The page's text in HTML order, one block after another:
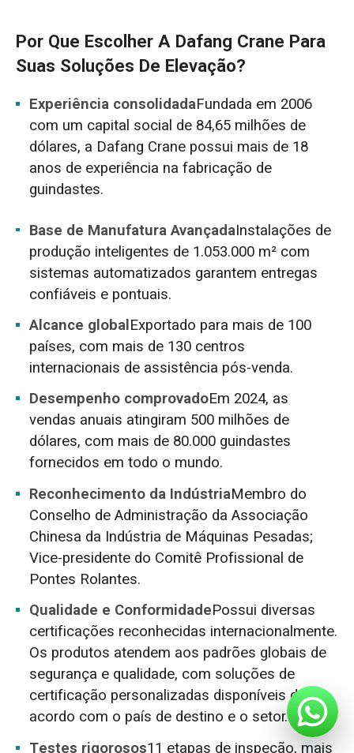
Por Que Escolher A Dafang Crane Para
Suas Soluções De Elevação?
Experiência consolidadaFundada em 2006
com um capital social de 84,65 milhões de
dólares, a Dafang Crane possui mais de 18
anos de experiência na fabricação de
guindastes.
Base de Manufatura AvançadaInstalações de
produção inteligentes de 1.053.000 m² com
sistemas automatizados garantem entregas
confiáveis e pontuais.
Alcance globalExportado para mais de 100
países, com mais de 130 centros
internacionais de assistência pós-venda.
Desempenho comprovadoEm 2024, as
vendas anuais atingiram 500 milhões de
dólares, com mais de 80.000 guindastes
fornecidos em todo o mundo.
Reconhecimento da IndústriaMembro do
Conselho de Administração da Associação
Chinesa da Indústria de Máquinas Pesadas;
Vice-presidente do Comitê Profissional de
Pontes Rolantes.
Qualidade e ConformidadePossui diversas
certificações reconhecidas internacionalmente.
Os produtos atendem aos padrões globais de
segurança e qualidade, com soluções de
certificação personalizadas disponíveis de
acordo com o país de destino e o setor.
Testes rigorosos11 etapas de inspeção, mais